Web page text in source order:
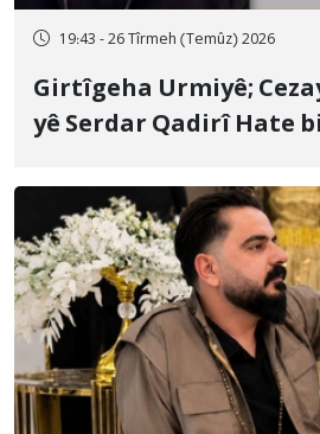
19:43 - 26 Tîrmeh (Temûz) 2026
Girtîgeha Urmiyê;
yê Serdar Qadirî Hate